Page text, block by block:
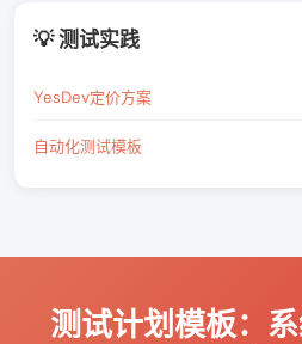
💡 测试实践
YesDev定价方案
自动化测试模板
测试计划模板：